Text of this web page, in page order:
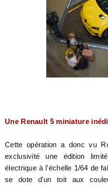
Une Renault 5 miniature
Cette opération a donc vu
exclusivité une édition
électrique à l'échelle 1/64 de
se dote d'un toit aux